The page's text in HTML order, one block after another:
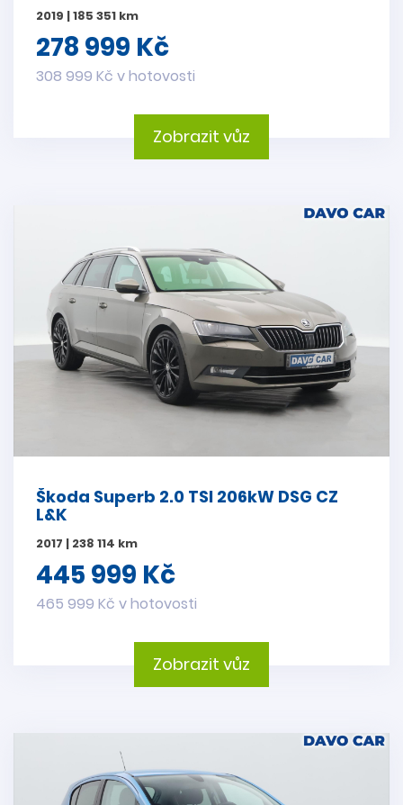
2019 | 185 351 km
278 999 Kč
308 999 Kč v hotovosti
Zobrazit vůz
Škoda Superb 2.0 TSI 206kW DSG CZ
L&K
2017 | 238 114 km
445 999 Kč
465 999 Kč v hotovosti
Zobrazit vůz